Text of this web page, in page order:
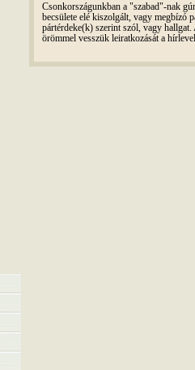
Csonkországunkban a "szabad"-nak
becsülete elé kiszolgált, vagy megbízó
pártérdeke(k) szerint szól, vagy
örömmel vesszük leiratkozását a